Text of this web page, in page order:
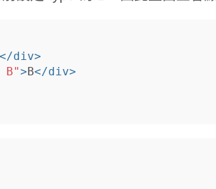
</div>
B">B</div>